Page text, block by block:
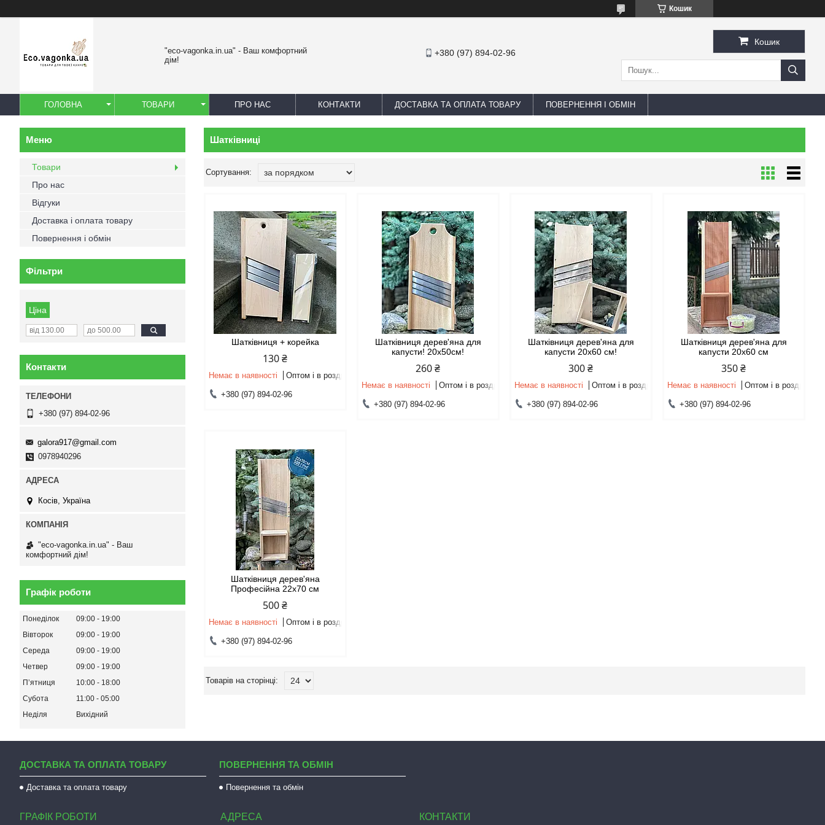
Кошик
"eco-vagonka.in.ua" - Ваш комфортний
дім!
+380 (97) 894-02-96
Кошик
ГОЛОВНА ТОВАРИ ПРО НАС КОНТАКТИ ДОСТАВКА ТА ОПЛАТА ТОВАРУ ПОВЕРНЕННЯ І ОБМІН
Шатківниці
Шатківниця + корейка
130 ₴
Немає в наявності Оптом і в роздріб
+380 (97) 894-02-96
Шатківниця дерев'яна для
капусти! 20х50см!
260 ₴
Немає в наявності Оптом і в роздріб
+380 (97) 894-02-96
Шатківниця дерев'яна для
капусти 20х60 см!
300 ₴
Немає в наявності Оптом і в роздріб
+380 (97) 894-02-96
Шатківниця дерев'яна для
капусти 20х60 см
350 ₴
Немає в наявності Оптом і в роздріб
+380 (97) 894-02-96
Шатківниця дерев'яна
Професійна 22х70 см
500 ₴
Немає в наявності Оптом і в роздріб
+380 (97) 894-02-96
Товари
Про нас
Відгуки
Доставка і оплата товару
Повернення і обмін
Фільтри
Ціна
Контакти
+380 (97) 894-02-96
galora917@gmail.com
0978940296
Косів, Україна
"eco-vagonka.in.ua" - Ваш
комфортний дім!
Графік роботи
Понеділок 09:00
19:00
Вівторок
09:00
19:00
Середа
09:00
19:00
Четвер
09:00
19:00
Пʼятниця
10:00
18:00
Субота
11:00
05:00
Неділя
Вихідний
ДОСТАВКА ТА ОПЛАТА ТОВАРУ
Доставка та оплата товару
ПОВЕРНЕННЯ ТА ОБМІН
Повернення та обмін
ГРАФІК РОБОТИ